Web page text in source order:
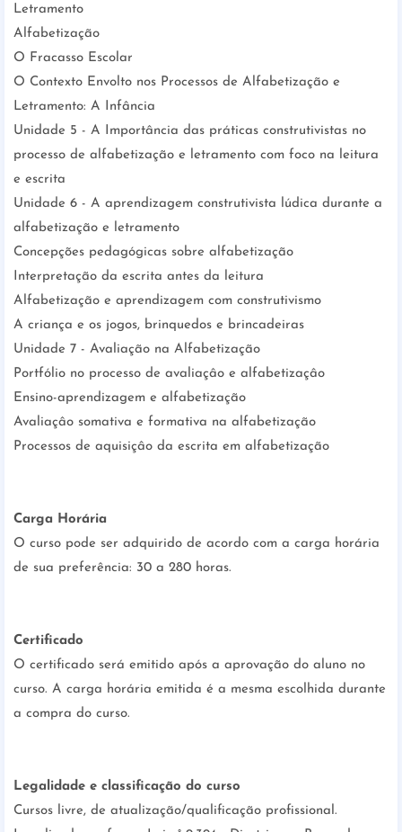
Letramento
Alfabetização
O Fracasso Escolar
O Contexto Envolto nos Processos de Alfabetização e
Letramento: A Infância
Unidade 5 - A Importância das práticas construtivistas no
processo de alfabetização e letramento com foco na leitura
e escrita
Unidade 6 - A aprendizagem construtivista lúdica durante a
alfabetização e letramento
Concepções pedagógicas sobre alfabetização
Interpretação da escrita antes da leitura
Alfabetização e aprendizagem com construtivismo
A criança e os jogos, brinquedos e brincadeiras
Unidade 7 - Avaliação na Alfabetização
Portfólio no processo de avaliaçâo e alfabetizaçâo
Ensino-aprendizagem e alfabetização
Avaliaçâo somativa e formativa na alfabetização
Processos de aquisiçâo da escrita em alfabetização
Carga Horária
O curso pode ser adquirido de acordo com a carga horária
de sua preferência: 30 a 280 horas.
Certificado
O certificado será emitido após a aprovação do aluno no
curso. A carga horária emitida é a mesma escolhida durante
a compra do curso.
Legalidade e classificação do curso
Cursos livre, de atualização/qualificação profissional.